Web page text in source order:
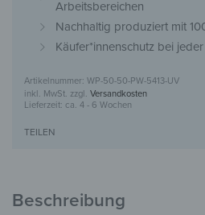
Arbeitsbereichen
Nachhaltig produziert mit
Käufer*innenschutz bei
WP-50-50-PW-5413-UV
inkl. MwSt. zzgl. Versandkosten
Lieferzeit: ca. 4 - 6 Wochen
TEILEN
Beschreibung